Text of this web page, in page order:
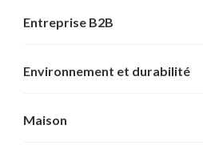
Entreprise B2B
Environnement et durabilité
Maison